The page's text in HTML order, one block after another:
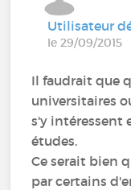
Utilisateur
le 29/09/2015
Il faudrait que
universitaires
s'y intéressent
études.
Ce serait bien
par certains